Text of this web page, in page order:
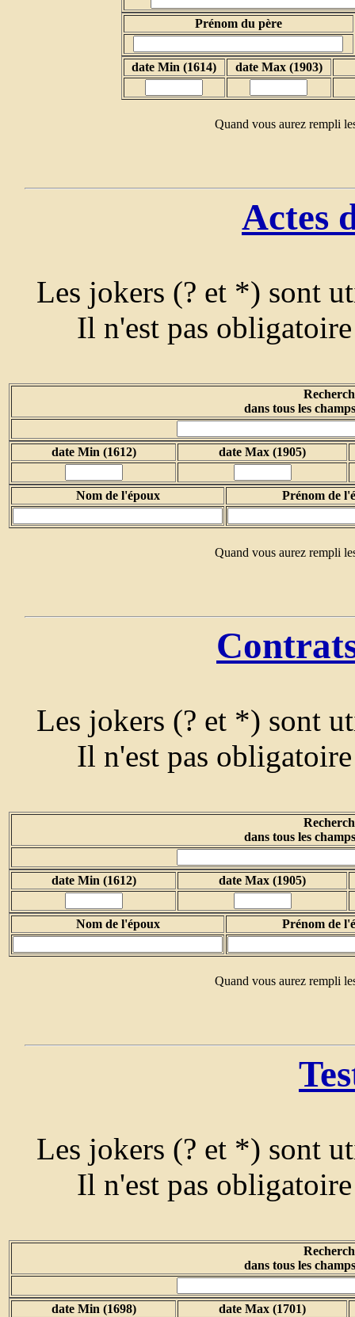
Prénom du père
date Min (1614) date Max (1903)
Quand vous aurez rempli
Actes
Les jokers (? et *) sont
Il n'est pas
dans tous les
date Min (1612) date Max (1905)
Nom de l'époux Prénom de
Quand vous aurez rempli
Les jokers (? et *) sont
Il n'est pas
dans tous les
date Min (1612) date Max (1905)
Nom de l'époux Prénom de
Quand vous aurez rempli
Les jokers (? et *) sont
Il n'est pas
dans tous les
date Min (1698) date Max (1701)